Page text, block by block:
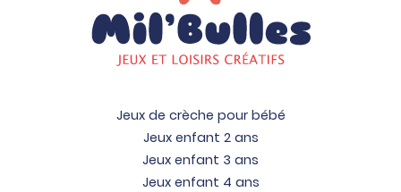
Jeux de crèche pour bébé
Jeux enfant 2 ans
Jeux enfant 3 ans
Jeux enfant 4 ans